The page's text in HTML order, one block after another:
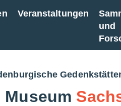
Veranstaltungen
und